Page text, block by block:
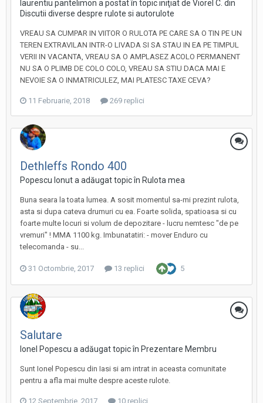
laurentiu pantelimon a postat în topic iniţiat de Viorel C. din
Discutii diverse despre rulote si autorulote
VREAU SA CUMPAR IN VIITOR O RULOTA PE CARE SA O TIN PE UN
TEREN EXTRAVILAN INTR-O LIVADA SI SA STAU IN EA PE TIMPUL
VERII IN VACANTA, VREAU SA O AMPLASEZ ACOLO PERMANENT
NU SA O PLIMB DE COLO COLO, VREAU SA STIU DACA MAI E
NEVOIE SA O INMATRICULEZ, MAI PLATESC TAXE CEVA?
11 Februarie, 2018 269 replici
Dethleffs Rondo 400
Popescu Ionut a adăugat topic în Rulota mea
Buna seara la toata lumea. A sosit momentul sa-mi prezint rulota,
asta si dupa cateva drumuri cu ea. Foarte solida, spatioasa si cu
foarte multe locuri si volum de depozitare - lucru nemtesc "de pe
vremuri" ! MMA 1100 kg. Imbunatatiri: - mover Enduro cu
telecomanda - su...
31 Octombrie, 2017 13 replici 5
Salutare
Ionel Popescu a adăugat topic în Prezentare Membru
Sunt Ionel Popescu din Iasi si am intrat in aceasta comunitate
pentru a afla mai multe despre aceste rulote.
12 Septembrie, 2017 10 replici